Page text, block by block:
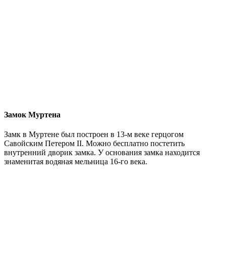
Замок Муртена
Замк в Муртене был построен в 13-м веке герцогом
Савойским Петером II. Можно бесплатно постетить
внутренний дворик замка. У основания замка находится
знаменитая водяная мельница 16-го века.